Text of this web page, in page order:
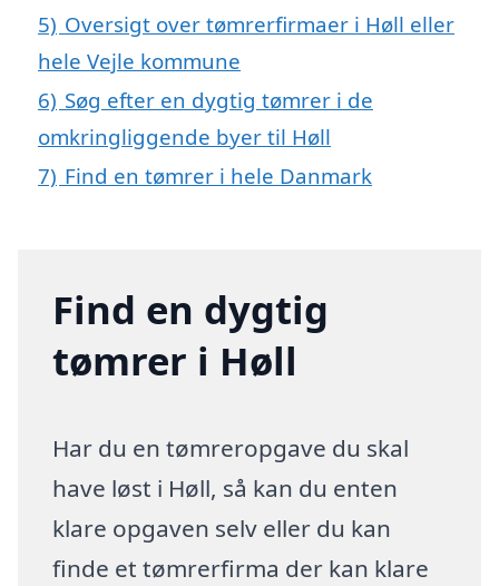
5) Oversigt over tømrerfirmaer i Høll eller
hele Vejle kommune
6) Søg efter en dygtig tømrer i de
omkringliggende byer til Høll
7) Find en tømrer i hele Danmark
Find en dygtig
tømrer i Høll
Har du en tømreropgave du skal
have løst i Høll, så kan du enten
klare opgaven selv eller du kan
finde et tømrerfirma der kan klare